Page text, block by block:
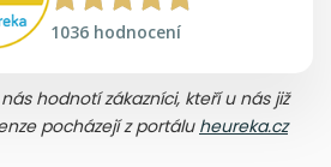
1036 hodnocení
hodnotí zákazníci, kteří u nás již
pocházejí z portálu heureka.cz